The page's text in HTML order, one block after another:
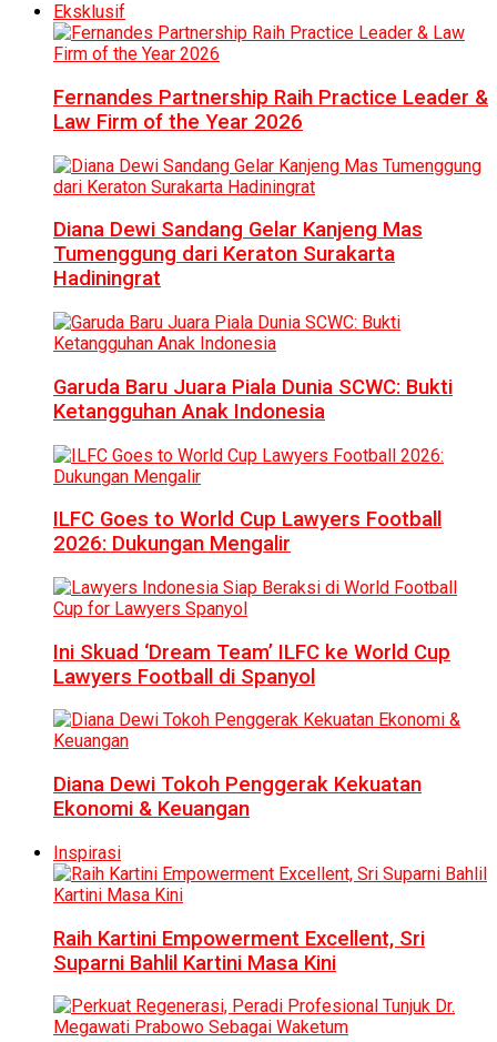
Eksklusif
Fernandes Partnership Raih Practice Leader &
Law Firm of the Year 2026
Diana Dewi Sandang Gelar Kanjeng Mas
Tumenggung dari Keraton Surakarta
Hadiningrat
Garuda Baru Juara Piala Dunia SCWC: Bukti
Ketangguhan Anak Indonesia
ILFC Goes to World Cup Lawyers Football
2026: Dukungan Mengalir
Ini Skuad ‘Dream Team’ ILFC ke World Cup
Lawyers Football di Spanyol
Diana Dewi Tokoh Penggerak Kekuatan
Ekonomi & Keuangan
Inspirasi
Raih Kartini Empowerment Excellent, Sri
Suparni Bahlil Kartini Masa Kini